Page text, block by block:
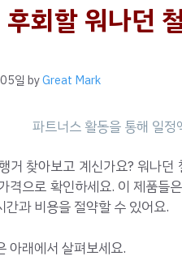
회할 워나던
일 byGreat Mark
거 찾아보고 계신가요? 워나
격으로 확인하세요. 이 제품들
간과 비용을 절약할 수 있어요.
아래에서 살펴보세요.